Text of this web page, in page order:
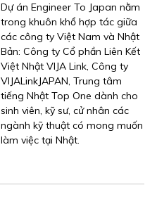
Dự án Engineer To Japan nằm
trong khuôn khổ hợp tác giữa
các công ty Việt Nam và Nhật
Bản: Công ty Cổ phần Liên Kết
Việt Nhật VIJA Link, Công ty
VIJALinkJAPAN, Trung tâm
tiếng Nhật Top One dành cho
sinh viên, kỹ sư, cử nhân các
ngành kỹ thuật có mong muốn
làm việc tại Nhật.